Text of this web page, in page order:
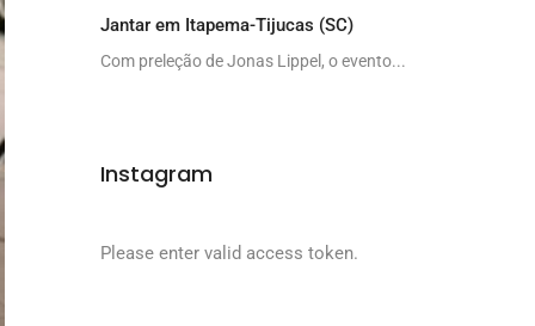
Jantar em Itapema-Tijucas (SC)
Com preleção de Jonas Lippel, o evento...
Instagram
Please enter valid access token.